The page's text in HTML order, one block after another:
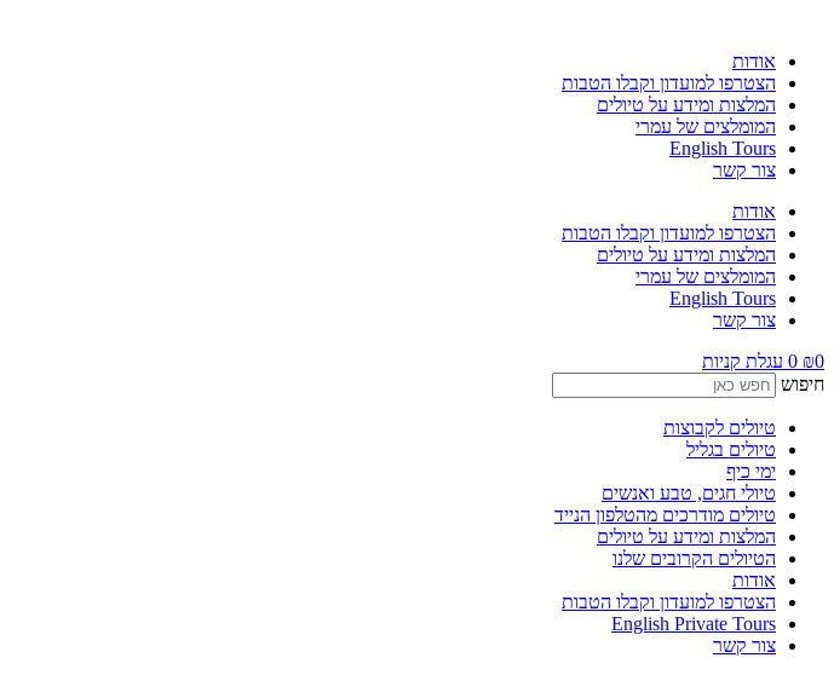
אודות
הצטרפו למועדון וקבלו הטבות
המלצות ומידע על טיולים
המומלצים של עמרי
English Tours
צור קשר
אודות
הצטרפו למועדון וקבלו הטבות
המלצות ומידע על טיולים
המומלצים של עמרי
English Tours
צור קשר
₪0
0 עגלת קניות
חיפוש
טיולים לקבוצות
טיולים בגליל
ימי כיף
טיולי חגים, טבע ואנשים
טיולים מודרכים מהטלפון הנייד
המלצות ומידע על טיולים
הטיולים הקרובים שלנו
אודות
הצטרפו למועדון וקבלו הטבות
English Private Tours
צור קשר